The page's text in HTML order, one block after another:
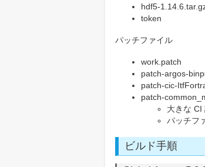
hdf5-
token
パッチファイル
work.patch
patch-argos-
patch-cic-
patch-
大きな CI
パッチフ
ビルド手順